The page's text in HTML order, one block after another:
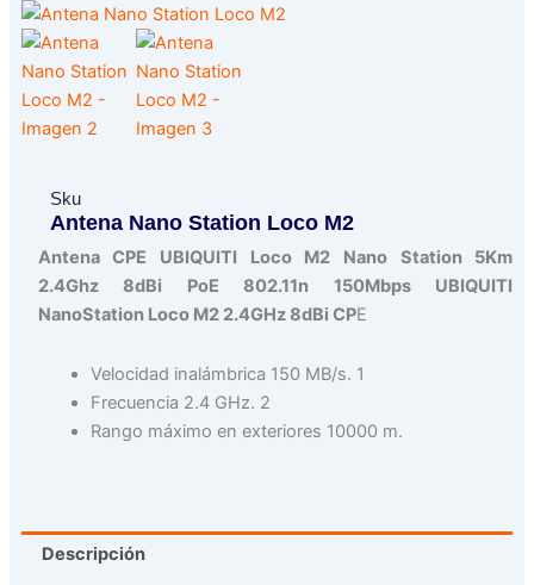
Sku
Antena Nano Station Loco M2
Antena CPE UBIQUITI Loco M2 Nano Station 5Km
2.4Ghz 8dBi PoE 802.11n 150Mbps UBIQUITI
NanoStation Loco M2 2.4GHz 8dBi CPE
Velocidad inalámbrica 150 MB/s. 1
Frecuencia 2.4 GHz. 2
Rango máximo en exteriores 10000 m.
Descripción